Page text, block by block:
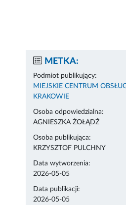
METKA:
Podmiot publikujący:
MIEJSKIE CENTRUM
KRAKOWIE
Osoba odpowiedzialna:
AGNIESZKA ŻOŁĄDŹ
Osoba publikująca:
KRZYSZTOF PULCHNY
Data wytworzenia:
2026-05-05
Data publikacji:
2026-05-05